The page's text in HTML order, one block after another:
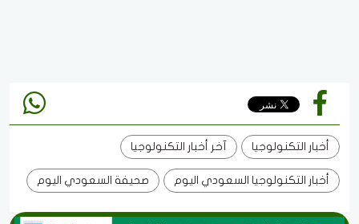
أخبار التكنولوجيا آخر أخبار التكنولوجيا
أخبار التكنولوجيا السعودي اليوم صحيفة السعودي اليوم